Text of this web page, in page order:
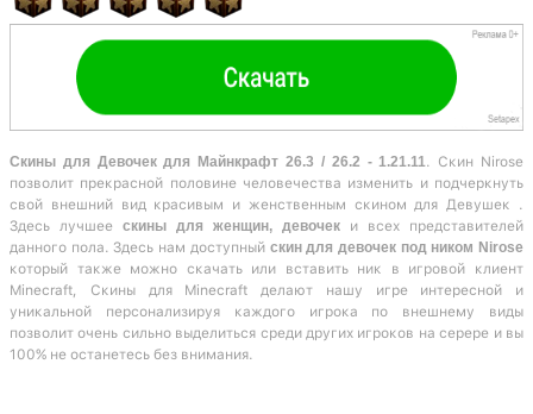
Скины для Девочек для Майнкрафт 26.3 / 26.2 - 1.21.11 . Скин Nirose
позволит прекрасной половине человечества изменить и подчеркнуть
свой внешний вид красивым и женственным скином для Девушек .
Здесь лучшее скины для женщин, девочек и всех представителей
данного пола. Здесь нам доступныйскин для девочек под ником Nirose
который также можно скачать или вставить ник в игровой клиент
Minecraft, Скины для Minecraft делают нашу игре интересной и
уникальной персонализируя каждого игрока по внешнему виды
позволит очень сильно выделиться среди других игроков на серере и вы
100% не останетесь без внимания.